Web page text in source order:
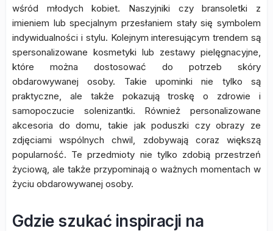
wśród młodych kobiet. Naszyjniki czy bransoletki z
imieniem lub specjalnym przesłaniem stały się symbolem
indywidualności i stylu. Kolejnym interesującym trendem są
spersonalizowane kosmetyki lub zestawy pielęgnacyjne,
które można dostosować do potrzeb skóry
obdarowywanej osoby. Takie upominki nie tylko są
praktyczne, ale także pokazują troskę o zdrowie i
samopoczucie solenizantki. Również personalizowane
akcesoria do domu, takie jak poduszki czy obrazy ze
zdjęciami wspólnych chwil, zdobywają coraz większą
popularność. Te przedmioty nie tylko zdobią przestrzeń
życiową, ale także przypominają o ważnych momentach w
życiu obdarowywanej osoby.
Gdzie szukać inspiracji na